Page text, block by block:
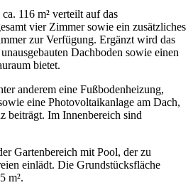
116 m² verteilt auf das
vier Zimmer sowie ein zusätzliches
zur Verfügung. Ergänzt wird das
Dachboden sowie einen
bietet.
anderem eine Fußbodenheizung,
eine Photovoltaikanlage am Dach,
beiträgt. Im Innenbereich sind
Gartenbereich mit Pool, der zu
einlädt. Die Grundstücksfläche
m².